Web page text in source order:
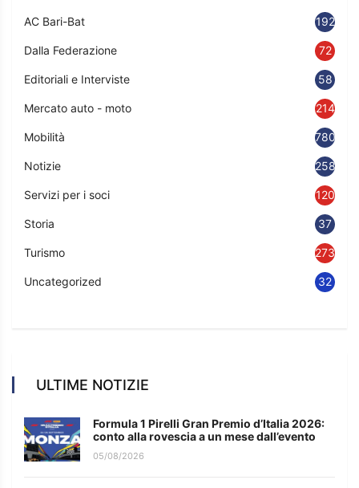
AC Bari-Bat 192
Dalla Federazione 72
Editoriali e Interviste 58
Mercato auto - moto 214
Mobilità 780
Notizie 2583
Servizi per i soci 120
Storia 37
Turismo 273
Uncategorized 32
ULTIME NOTIZIE
Formula 1 Pirelli Gran Premio d’Italia 2026:
conto alla rovescia a un mese dall’evento
05/08/2026